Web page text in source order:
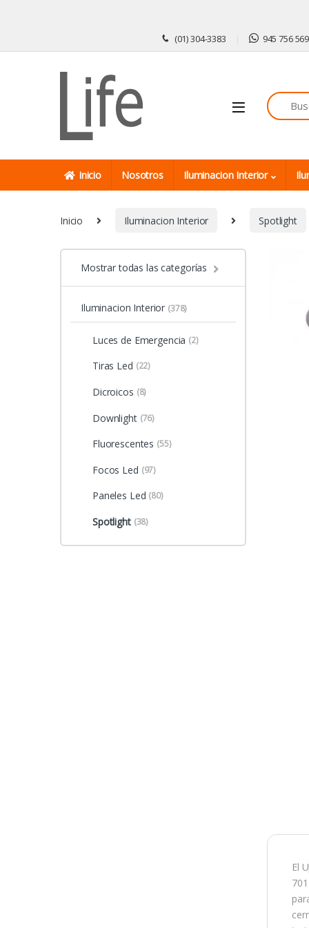
(01) 304-3383 945 756 569
Inicio Nosotros Iluminacion Interior
Inicio Iluminacion Interior Spotlight
El
Mostrar todas las categorías
Iluminacion Interior (378)
Luces de Emergencia (2)
Tiras Led (22)
Dicroicos (8)
Downlight (76)
Fluorescentes (55)
Focos Led (97)
Paneles Led (80)
Spotlight (38)